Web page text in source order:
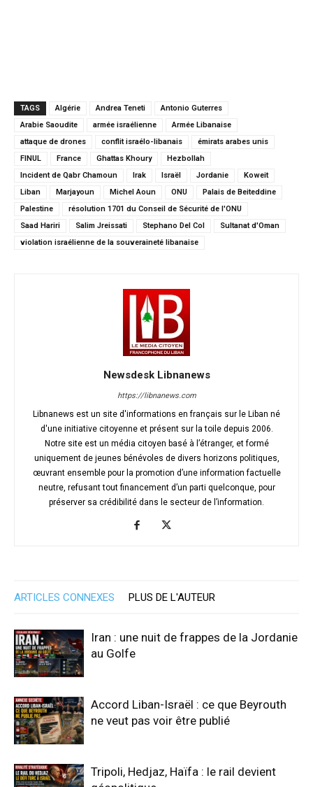
TAGS Algérie Andrea Teneti
Antonio Guterres
Arabie Saoudite
armée israélienne
Armée Libanaise
attaque de drones
conflit israélo-libanais
émirats arabes unis
FINUL
France Ghattas Khoury
Hezbollah
Incident de Qabr Chamoun
Irak Israël Jordanie
Koweit
Liban
Marjayoun Michel Aoun ONU
Palais de Beiteddine
Palestine
résolution 1701 du Conseil de Sécurité de l'ONU
Saad Hariri
Salim Jreissati Stephano Del Col
Sultanat d'Oman
violation israélienne de la souveraineté libanaise
Newsdesk Libnanews
https://libnanews.com
Libnanews est un site d'informations en français sur le Liban né
d'une initiative citoyenne et présent sur la toile depuis 2006.
Notre site est un média citoyen basé à l’étranger, et formé
uniquement de jeunes bénévoles de divers horizons politiques,
œuvrant ensemble pour la promotion d’une information factuelle
neutre, refusant tout financement d’un parti quelconque, pour
préserver sa crédibilité dans le secteur de l’information.
ARTICLES CONNEXES PLUS DE L'AUTEUR
Iran : une nuit de frappes de la Jordanie
au Golfe
Accord Liban-Israël : ce que Beyrouth
ne veut pas voir être publié
Tripoli, Hedjaz, Haïfa : le rail devient